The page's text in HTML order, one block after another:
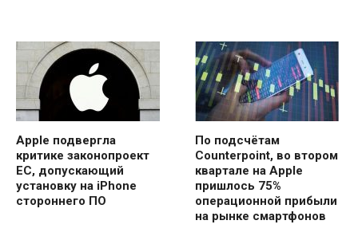
Apple подвергла
критике законопроект
ЕС, допускающий
установку на iPhone
стороннего ПО
По подсчётам
Counterpoint, во втором
квартале на Apple
пришлось 75%
операционной прибыли
на рынке смартфонов